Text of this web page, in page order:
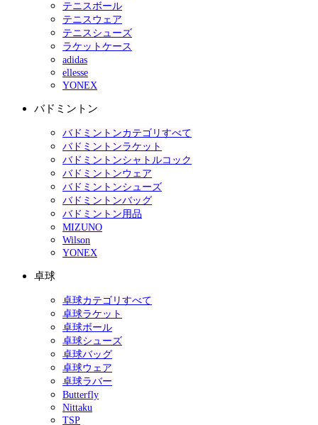
テニスボール
テニスウェア
テニスシューズ
ラケットケース
adidas
ellesse
YONEX
バドミントン
バドミントンカテゴリすべて
バドミントンラケット
バドミントンシャトルコック
バドミントンウェア
バドミントンシューズ
バドミントンバッグ
バドミントン用品
MIZUNO
Wilson
YONEX
卓球
卓球カテゴリすべて
卓球ラケット
卓球ボール
卓球シューズ
卓球バッグ
卓球ウェア
卓球ラバー
Butterfly
Nittaku
TSP